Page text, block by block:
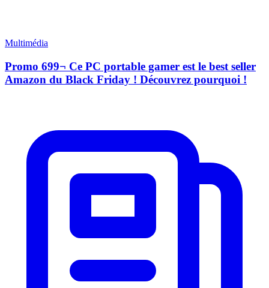
Multimédia
Promo 699¬ Ce PC portable gamer est le best seller
Amazon du Black Friday ! Découvrez pourquoi !